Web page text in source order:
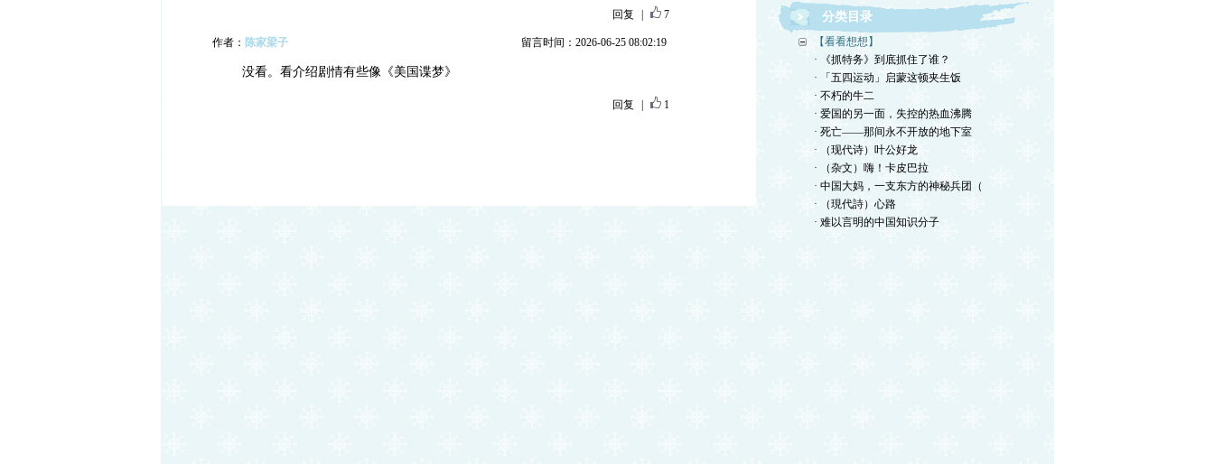
回复 7
作者： 陈家梁子 留言时间：2026-06-25 08:02:19
没看。看介绍剧情有些像《美国谍梦》
回复 1
分类目录
【看看想想】
· 《抓特务》到底抓住了谁？
· 「五四运动」启蒙这顿夹生饭
· 不朽的牛二
· 爱国的另一面，失控的热血沸腾
· 死亡——那间永不开放的地下室
· （现代诗）叶公好龙
· （杂文）嗨！卡皮巴拉
· 中国大妈，一支东方的神秘兵团（
· （現代詩）心路
· 难以言明的中国知识分子